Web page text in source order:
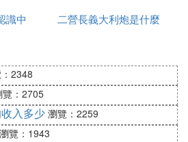
班菲城堡的特殊安排。清晨我
氣中醒來，一杯卡布吉諾和美
往Montalcino鎮。在專業品酒
參觀了班菲獨特的酒杯、酒瓶
，然後，私人直升機將我們送
方式俯瞰班菲近3000公頃的葡
Grigio）、霞多麗（Chardon
識中
二營長義大利炮是什麼
2348
覽：2705
入多少 瀏覽：2259
瀏覽：1943